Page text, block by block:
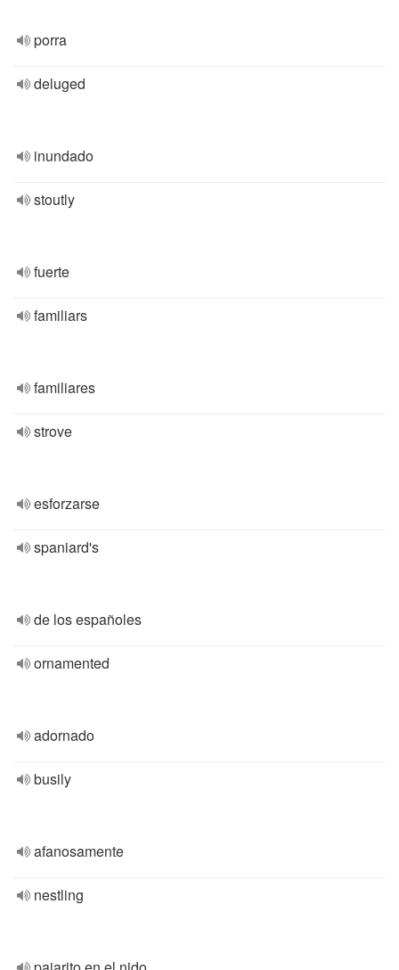
porra
deluged
inundado
stoutly
fuerte
familiars
familiares
strove
esforzarse
spaniard's
de los españoles
ornamented
adornado
busily
afanosamente
nestling